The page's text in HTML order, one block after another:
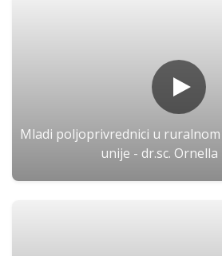
Mladi poljoprivrednici u
unije - dr.sc.